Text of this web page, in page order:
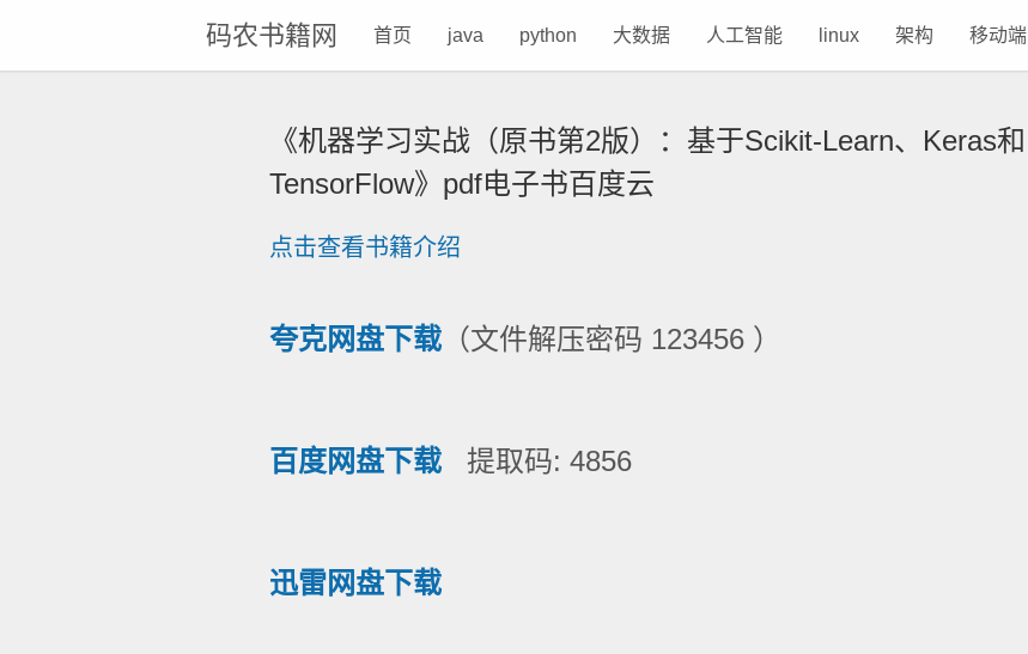
码农书籍网 首页 java python 大数据 人工智能 linux 架构 移动端
《机器学习实战（原书第2版）：基于Scikit-Learn、Keras和
TensorFlow》pdf电子书百度云
点击查看书籍介绍
夸克网盘下载 （文件解压密码 123456 ）
百度网盘下载 提取码: 4856
迅雷网盘下载